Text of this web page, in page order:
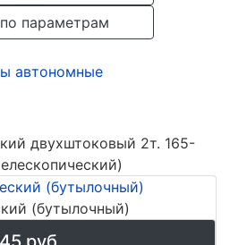
параметрам
автономные
двухштоковый 2т. 165-
(бутылочный)